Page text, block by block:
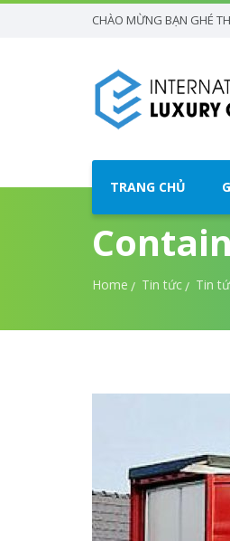
CHÀO MỪNG BẠN GHÉ
TRANG CHỦ
Home Tin tức Tin